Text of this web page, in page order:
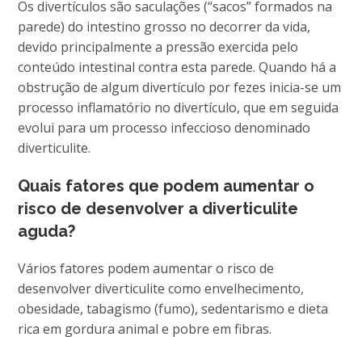
Os divertículos são saculações (“sacos” formados na
parede) do intestino grosso no decorrer da vida,
devido principalmente a pressão exercida pelo
conteúdo intestinal contra esta parede. Quando há a
obstrução de algum divertículo por fezes inicia-se um
processo inflamatório no divertículo, que em seguida
evolui para um processo infeccioso denominado
diverticulite.
Quais fatores que podem aumentar o
risco de desenvolver a diverticulite
aguda?
Vários fatores podem aumentar o risco de
desenvolver diverticulite como envelhecimento,
obesidade, tabagismo (fumo), sedentarismo e dieta
rica em gordura animal e pobre em fibras.